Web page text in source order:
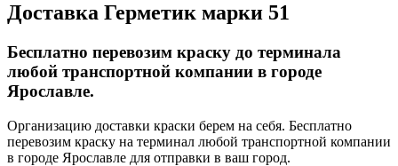
Доставка Герметик марки 51
Бесплатно перевозим краску до терминала
любой транспортной компании в городе
Ярославле.
Организацию доставки краски берем на себя. Бесплатно
перевозим краску на терминал любой транспортной компании
в городе Ярославле для отправки в ваш город.